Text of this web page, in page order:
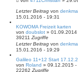
Letzter Beitrag von
15.01.2016 - 19:31
KOWOMA Freizeit karten
von doubslot » 01.09.2014
39211 Zugriffe
Letzter Beitrag von
15.01.2016 - 19:29
Galileo 11+12 Start
von Roland » 09.12.2015 -
22262 Zugriffe